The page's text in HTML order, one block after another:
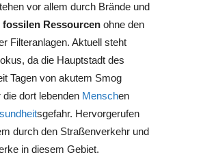
vor allem durch Brände und
Ressourcen ohne den
Filteranlagen. Aktuell steht
da die Hauptstadt des
Tagen von akutem Smog
dort lebenden Menschen
sgefahr. Hervorgerufen
durch den Straßenverkehr und
in diesem Gebiet.